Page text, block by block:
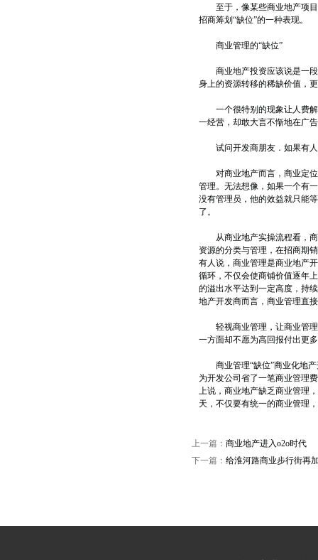
至于，像某些商业地产项目
招商筹划“缺位”的一种表现。
商业管理的“缺位”
商业地产投资应该说是一段
身上的资源转移的稀缺价值，
一个很特别的现象让人费解
一经营，却敢大言不惭地在广
试问开发商朋友．如果有人
对商业地产而言，商业定位
管理。无法想像，如果一个有
没有管理员，他的效益就只能
了。
从商业地产实操流程看，商
资源的分类与管理，在招商期
有人说，商业管理是商业地产
循环，不仅会使商铺价值逐年
的溢出水平达到一定高度，持
地产开发商而言，商业管理直
轻视商业管理，让商业管理“
一方面却不愿为高回报付出更
商业管理“缺位”商业化地产
为开发公司省了一笔商业管理
上说，商业地产缺乏商业管理
天，不仅要有统一的商业管理
上一篇： 商业地产进入o2o时代
下一篇： 给淮河路商业步行街再